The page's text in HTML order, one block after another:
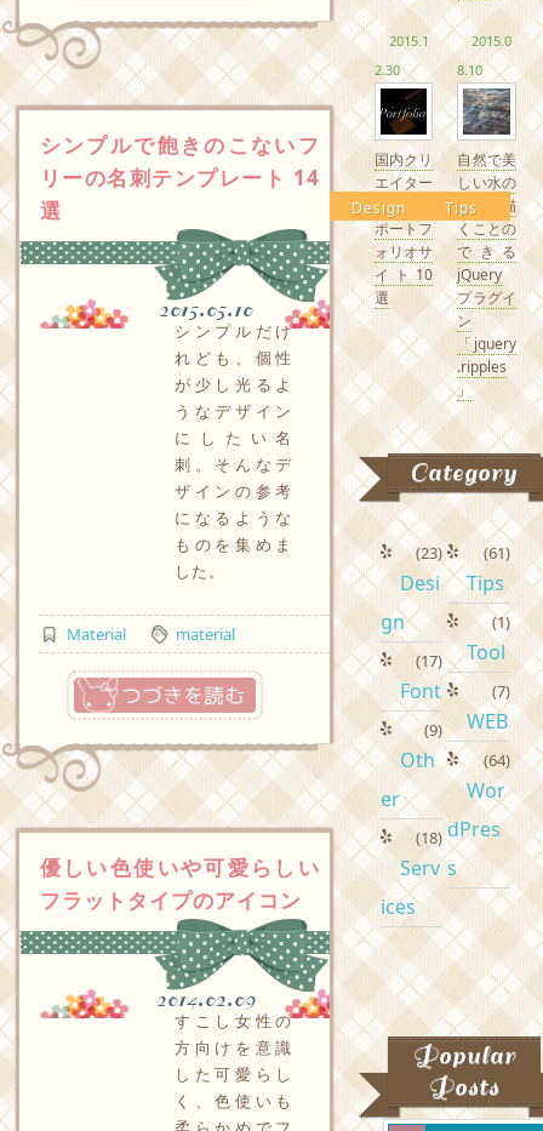
シンプルで飽きのこないフ
リーの名刺テンプレート 14
選
2015.05.10
シンプルだけ
れども、個性
が少し光るよ
うなデザイン
にしたい名
刺。そんなデ
ザインの参考
になるような
ものを集めま
した。
Material material
つづきを読む
優しい色使いや可愛らしい
フラットタイプのアイコン
2014.02.09
すこし女性の
方向けを意識
した可愛らし
く、色使いも
2015.1
2.30
Design
国内クリ
エイター
の素敵な
ポートフ
ォリオサ
イト10
選
2015.0
8.10
Tips
自然で美
しい水の
波紋を描
くことの
できる
jQuery
プラグイ
ン
「jquery
.ripples
」
Category
Desi
gn
(23)
Font
(17)
Oth
er
(9)
Serv
ices
(18)
Tips
(61)
Tool
(1)
WEB
(7)
Wor
dPres
s
(64)
Popular
Posts